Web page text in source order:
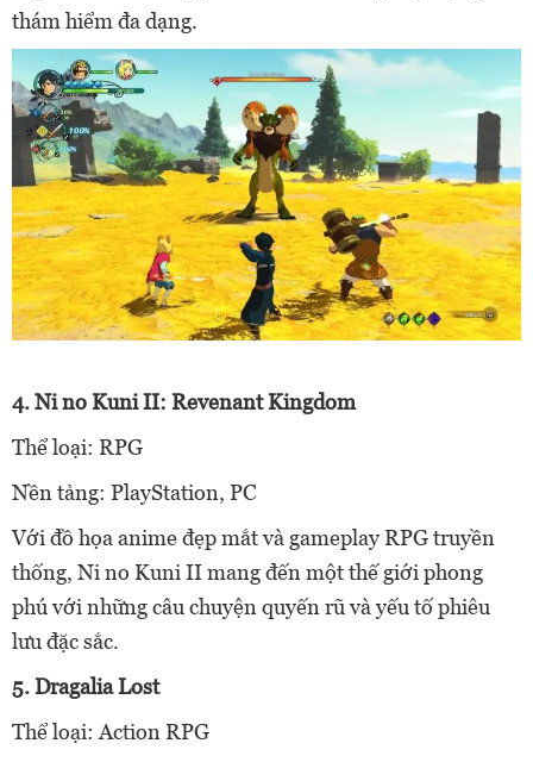
thám hiểm đa dạng.
4. Ni no Kuni II: Revenant Kingdom
Thể loại: RPG
Nền tảng: PlayStation, PC
Với đồ họa anime đẹp mắt và gameplay RPG truyền
thống, Ni no Kuni II mang đến một thế giới phong
phú với những câu chuyện quyến rũ và yếu tố phiêu
lưu đặc sắc.
5. Dragalia Lost
Thể loại: Action RPG